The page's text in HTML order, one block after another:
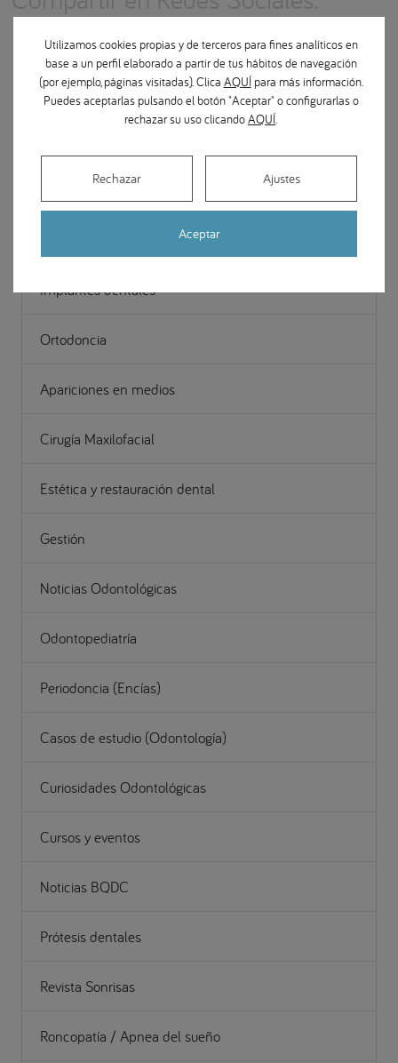
Volver al listado de artículos
Categorías Magazine
Prevención en salud dental
Implantes dentales
Ortodoncia
Apariciones en medios
Cirugía Maxilofacial
Estética y restauración dental
Gestión
Noticias Odontológicas
Odontopediatría
Periodoncia (Encías)
Casos de estudio (Odontología)
Curiosidades Odontológicas
Cursos y eventos
Noticias BQDC
Prótesis dentales
Revista Sonrisas
Roncopatía / Apnea del sueño
Utilizamos cookies propias y de terceros para fines analíticos en
base a un perfil elaborado a partir de tus hábitos de navegación
(por ejemplo, páginas visitadas). Clica AQUÍpara más información.
Puedes aceptarlas pulsando el botón "Aceptar" o configurarlas o
rechazar su uso clicandoAQUÍ
Aceptar
Rechazar Ajustes